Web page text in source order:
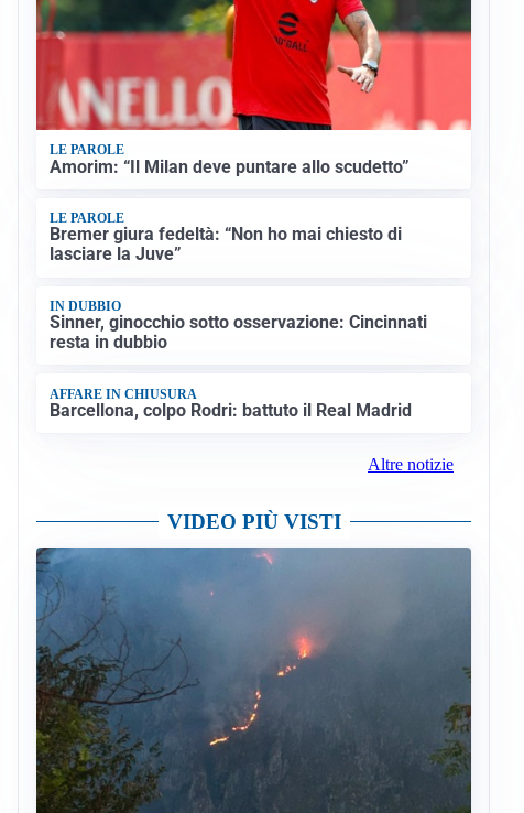
LE PAROLE
Amorim: “Il Milan deve puntare allo scudetto”
LE PAROLE
Bremer giura fedeltà: “Non ho mai chiesto di
lasciare la Juve”
IN DUBBIO
Sinner, ginocchio sotto osservazione: Cincinnati
resta in dubbio
AFFARE IN CHIUSURA
Barcellona, colpo Rodri: battuto il Real Madrid
Altre notizie
VIDEO PIÙ VISTI